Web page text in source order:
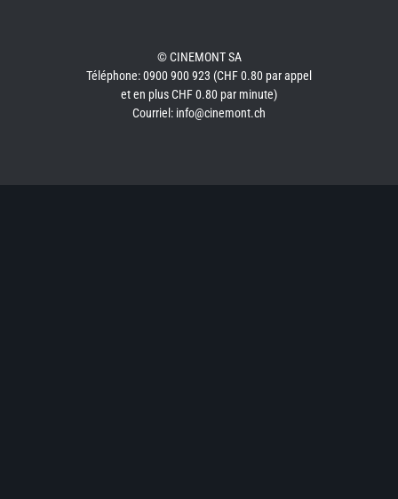
© CINEMONT SA
Téléphone: 0900 900 923 (CHF 0.80 par appel
et en plus CHF 0.80 par minute)
Courriel: info@cinemont.ch